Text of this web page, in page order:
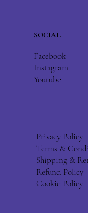
SOCIAL
Facebook
Instagram
Youtube
Privacy Policy
Terms &
Shipping &
Refund Policy
Cookie Policy